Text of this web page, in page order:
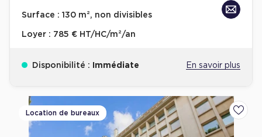
Achat de Bureaux à Rennes
Collections de Bureaux
Immeuble de bureaux avec services
Location bureaux Bellecour - Cordeliers (Lyon)
Surface : 130 m², non divisibles
Loyer : 785 € HT/HC/m²/an
Disponibilité : Immédiate En savoir plus
Location de bureaux